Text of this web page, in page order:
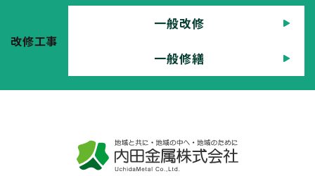
改修工事
一般改修
一般修繕